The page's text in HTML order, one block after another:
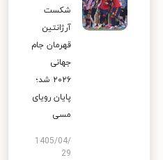
شکست
آرژانتین
قهرمان جام
جهانی
۲۰۲۶ شد؛
پایان رویای
مسی
1405/04/
29